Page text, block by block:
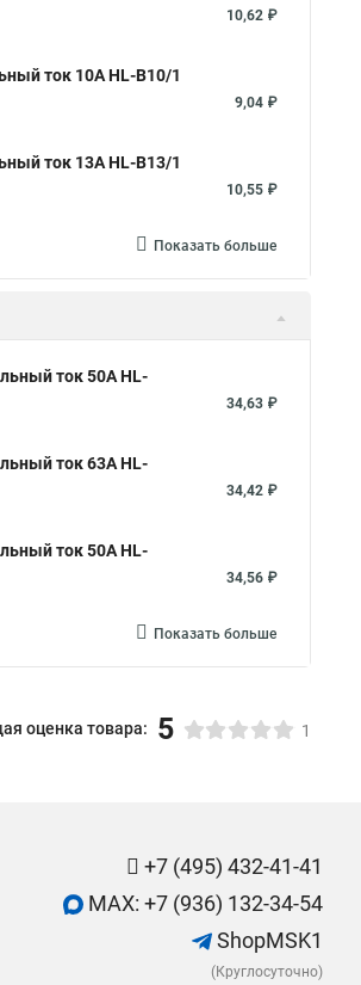
10,62 ₽
ток 10А HL-B10/1
9,04 ₽
ток 13А HL-B13/1
10,55 ₽
Показать больше
ток 50А HL-
34,63 ₽
ток 63А HL-
34,42 ₽
ток 50А HL-
34,56 ₽
Показать больше
оценка товара: 5 1
+7 (495) 432-41-41
MAX: +7 (936) 132-34-54
ShopMSK1
(Круглосуточно)